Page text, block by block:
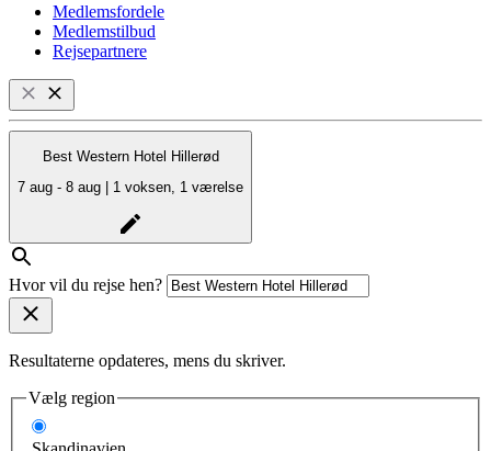
Medlemsfordele
Medlemstilbud
Rejsepartnere
Best Western Hotel Hillerød
7 aug - 8 aug | 1 voksen, 1 værelse
Hvor vil du rejse hen?
Resultaterne opdateres, mens du skriver.
Vælg region